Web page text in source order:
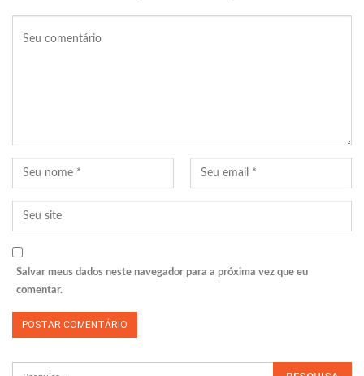
Salvar meus dados neste navegador para a próxima vez que eu
comentar.